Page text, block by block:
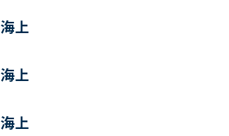
海上
海上
海上